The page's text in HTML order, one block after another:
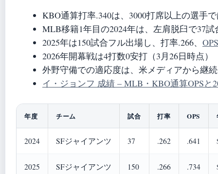
KBO通算打率.340は、3000打席以上の選手
MLB移籍1年目の2024年は、左肩脱臼で37
2025年は150試合フル出場し、打率.266、
2026年開幕戦は4打数0安打（3月26日時点）
外野守備での適応度は、米メディアから継
イ・ジョンフ 成績 – MLB・KBO通算OPSと
年度 チーム 試合 打率 OPS
2024 SFジャイアンツ 37 .262 .641
2025 SFジャイアンツ 150 .266 .734